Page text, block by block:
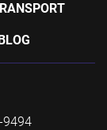
9494